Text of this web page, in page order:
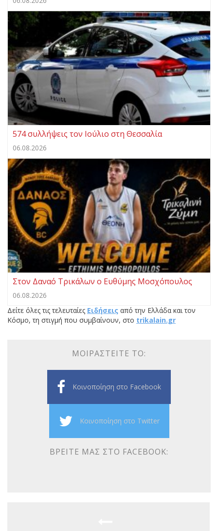
574 συλλήψεις τον Ιούλιο στη Θεσσαλία
06.08.2026
Στον Δαναό Τρικάλων ο Ευθύμης Μοσχόπουλος
06.08.2026
Δείτε όλες τις τελευταίες Ειδήσεις από την Ελλάδα και τον
Κόσμο, τη στιγμή που συμβαίνουν, στο trikalain.gr
ΜΟΙΡΑΣΤΕΊΤΕ ΤΟ:
Κοινοποίηση στο Facebook
Κοινοποίηση στο Twitter
ΒΡΕΊΤΕ ΜΑΣ ΣΤΟ FACEBOOK: